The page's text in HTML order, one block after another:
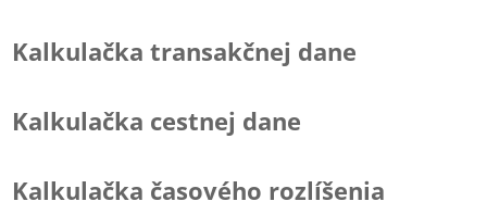
Kalkulačka transakčnej dane
Kalkulačka cestnej dane
Kalkulačka časového rozlíšenia